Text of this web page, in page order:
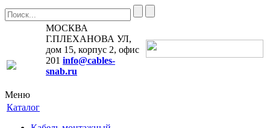
МОСКВА
Г.ПЛЕХАНОВА УЛ,
дом 15, корпус 2, офис
201 info@cables-
snab.ru
Меню
Каталог